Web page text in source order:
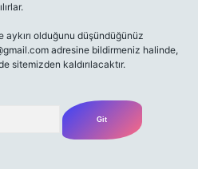
olduğunu düşündüğünüz
adresine bildirmeniz halinde,
sitemizden kaldırılacaktır.